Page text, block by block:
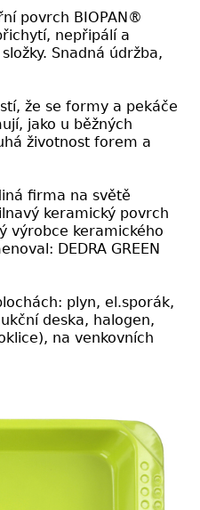
povrch BIOPAN®
nepřipálí a
Snadná údržba,
že se formy a pekáče
jako u běžných
životnost forem a
firma na světě
keramický povrch
výrobce keramického
DEDRA GREEN
plyn, el.sporák,
deska, halogen,
na venkovních